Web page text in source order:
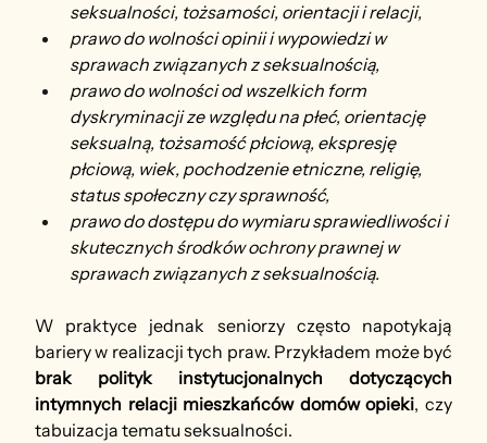
seksualności, tożsamości, orientacji i relacji,
prawo do wolności opinii i wypowiedzi w
sprawach związanych z seksualnością,
prawo do wolności od wszelkich form
dyskryminacji ze względu na płeć, orientację
seksualną, tożsamość płciową, ekspresję
płciową, wiek, pochodzenie etniczne, religię,
status społeczny czy sprawność,
prawo do dostępu do wymiaru sprawiedliwości i
skutecznych środków ochrony prawnej w
sprawach związanych z seksualnością.
W praktyce jednak seniorzy często napotykają
brak polityk instytucjonalnych dotyczących
intymnych relacji mieszkańców domów opieki, czy
tabuizacja tematu seksualności.